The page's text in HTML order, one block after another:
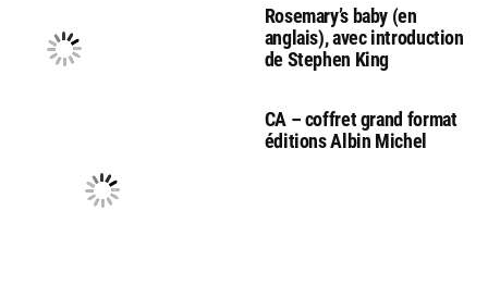
Rosemary’s baby (en
anglais), avec introduction
de Stephen King
CA – coffret grand format
éditions Albin Michel